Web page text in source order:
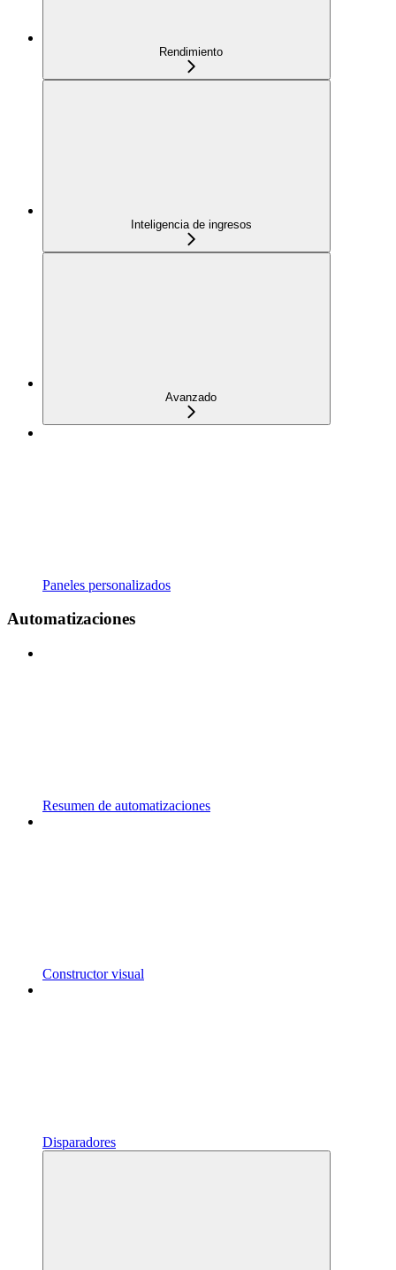
Rendimiento
Inteligencia de ingresos
Avanzado
Paneles personalizados
Automatizaciones
Resumen de automatizaciones
Constructor visual
Disparadores